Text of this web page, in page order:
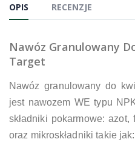
OPIS RECENZJE
Nawóz Granulowany
Target
Nawóz granulowany do
jest nawozem WE typu
składniki pokarmowe:
oraz mikroskładniki takie